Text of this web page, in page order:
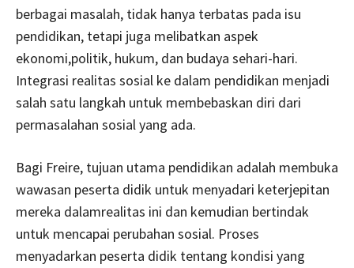
berbagai masalah, tidak hanya terbatas pada isu
pendidikan, tetapi juga melibatkan aspek
ekonomi,politik, hukum, dan budaya sehari-hari.
Integrasi realitas sosial ke dalam pendidikan menjadi
salah satu langkah untuk membebaskan diri dari
permasalahan sosial yang ada.
Bagi Freire, tujuan utama pendidikan adalah membuka
wawasan peserta didik untuk menyadari keterjepitan
mereka dalamrealitas ini dan kemudian bertindak
untuk mencapai perubahan sosial. Proses
menyadarkan peserta didik tentang kondisi yang